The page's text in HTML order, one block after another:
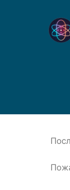
содержимому